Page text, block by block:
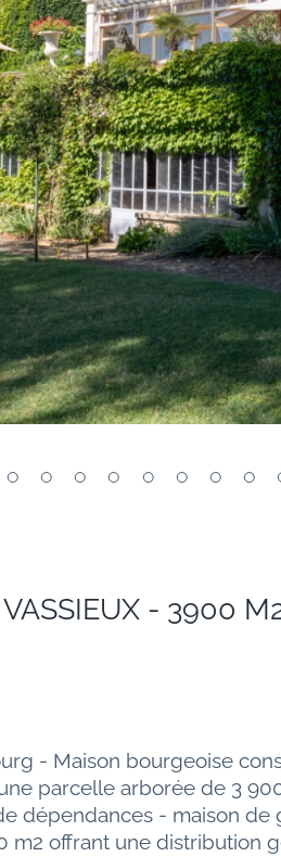
- 3900
- Maison bourgeoise
parcelle arborée de 3
dépendances - maison
offrant une distribution